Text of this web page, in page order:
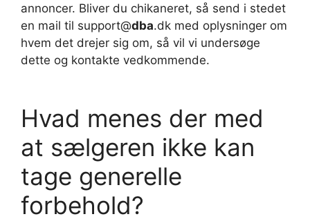
annoncer. Bliver du chikaneret, så send i stedet
en mail til support@dba.dk med oplysninger om
hvem det drejer sig om, så vil vi undersøge
dette og kontakte vedkommende.
Hvad menes der med
at sælgeren ikke kan
tage generelle
forbehold?